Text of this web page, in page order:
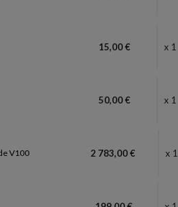
15,00 € x 1
50,00 € x 1
V100 2 783,00 € x 1